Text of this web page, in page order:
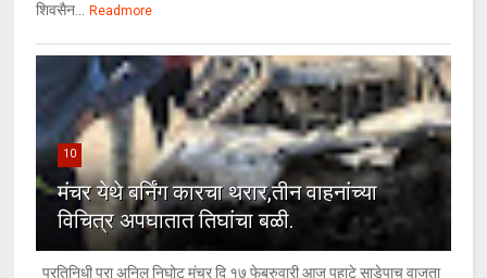
शिवसैन... Readmore
10
मंचर येथे बर्निंग कारचा थरार,तीन वाहनांच्या
विचित्र अपघातात तिघांचा बळी.
प्रतिनिधी प्रा अनिल निघोट मंचर दि १७ फेब्रुवारी आज पहाटे साडेपाच वाजता